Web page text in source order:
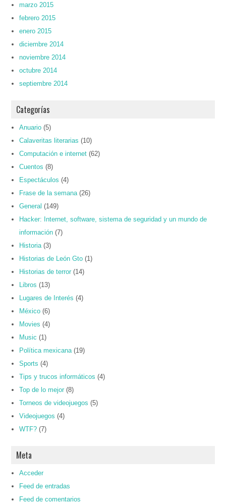
marzo 2015
febrero 2015
enero 2015
diciembre 2014
noviembre 2014
octubre 2014
septiembre 2014
Categorías
Anuario (5)
Calaveritas literarias (10)
Computación e internet (62)
Cuentos (8)
Espectáculos (4)
Frase de la semana (26)
General (149)
Hacker: Internet, software, sistema de seguridad y un mundo de
información (7)
Historia (3)
Historias de León Gto (1)
Historias de terror (14)
Libros (13)
Lugares de Interés (4)
México (6)
Movies (4)
Music (1)
Política mexicana (19)
Sports (4)
Tips y trucos informáticos (4)
Top de lo mejor (8)
Torneos de videojuegos (5)
Videojuegos (4)
WTF? (7)
Meta
Acceder
Feed de entradas
Feed de comentarios